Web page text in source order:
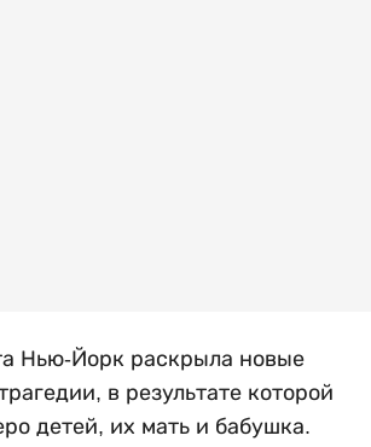
Нью-Йорк раскрыла новые
в результате которой
детей, их мать и бабушка.